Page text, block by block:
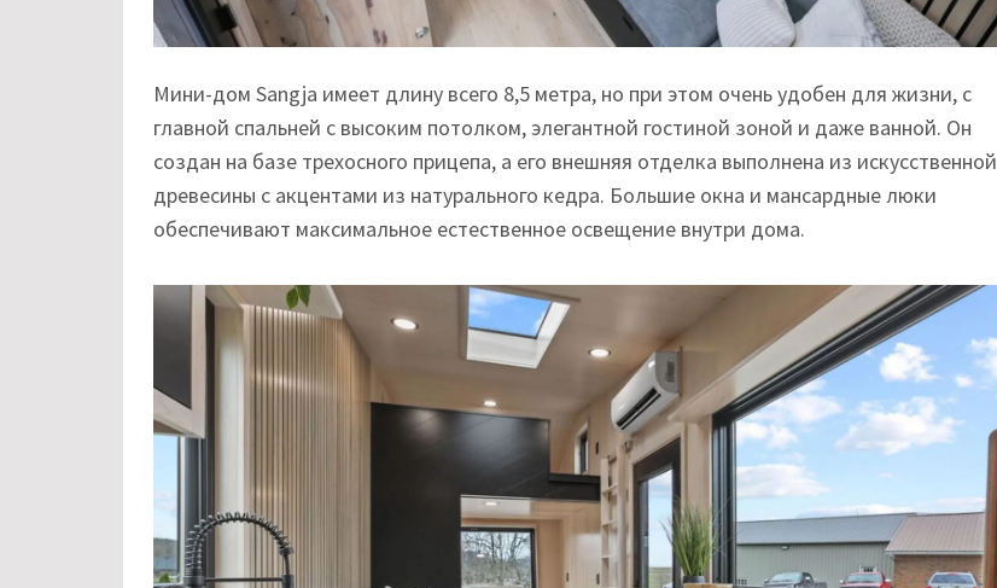
Мини-дом Sangja имеет длину всего 8,5 метра, но при этом очень удобен для жизни, с
главной спальней с высоким потолком, элегантной гостиной зоной и даже ванной. Он
создан на базе трехосного прицепа, а его внешняя отделка выполнена из искусственной
древесины с акцентами из натурального кедра. Большие окна и мансардные люки
обеспечивают максимальное естественное освещение внутри дома.